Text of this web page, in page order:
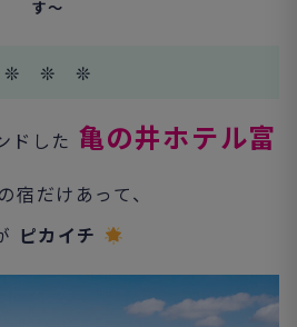
す～
❊ ❊ ❊
ドした 亀の井ホテル富
宿だけあって、
ピカイチ